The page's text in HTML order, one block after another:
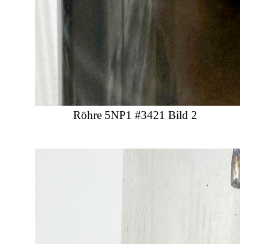
Röhre 5NP1 #3421 Bild 2